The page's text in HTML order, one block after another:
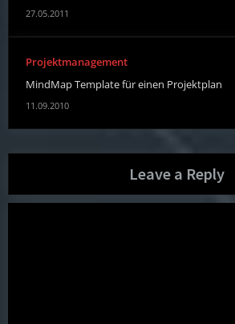
27.05.2011
Projektmanagement
MindMap Template für einen Projektplan
11.09.2010
Leave a Reply